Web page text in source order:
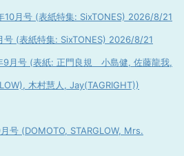
月号 (表紙特集: SixTONES) 2026/8/21
(表紙特集: SixTONES) 2026/8/21
9月号 (表紙: 正門良規 小島健, 佐藤龍我,
木村慧人, Jay(TAGRIGHT))
号 (DOMOTO, STARGLOW, Mrs.